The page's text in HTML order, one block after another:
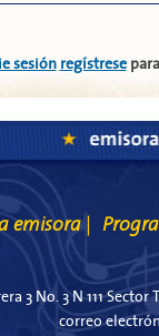
sesión regístrese
emisora
3 No. 3 N 111
correo